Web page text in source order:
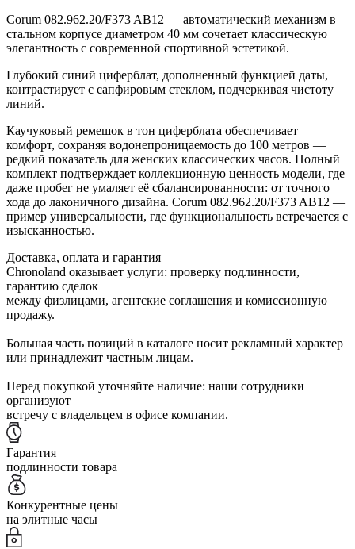
Corum 082.962.20/F373 AB12 — автоматический механизм в
стальном корпусе диаметром 40 мм сочетает классическую
элегантность с современной спортивной эстетикой.
Глубокий синий циферблат, дополненный функцией даты,
контрастирует с сапфировым стеклом, подчеркивая чистоту
линий.
Каучуковый ремешок в тон циферблата обеспечивает
комфорт, сохраняя водонепроницаемость до 100 метров —
редкий показатель для женских классических часов. Полный
комплект подтверждает коллекционную ценность модели, где
даже пробег не умаляет её сбалансированности: от точного
хода до лаконичного дизайна. Corum 082.962.20/F373 AB12 —
пример универсальности, где функциональность встречается с
изысканностью.
Доставка, оплата и гарантия
Chronoland оказывает услуги: проверку подлинности,
гарантию сделок
между физлицами, агентские соглашения и комиссионную
продажу.
Большая часть позиций в каталоге носит рекламный характер
или принадлежит частным лицам.
Перед покупкой уточняйте наличие: наши сотрудники
организуют
встречу с владельцем в офисе компании.
Гарантия
подлинности товара
Конкурентные цены
на элитные часы